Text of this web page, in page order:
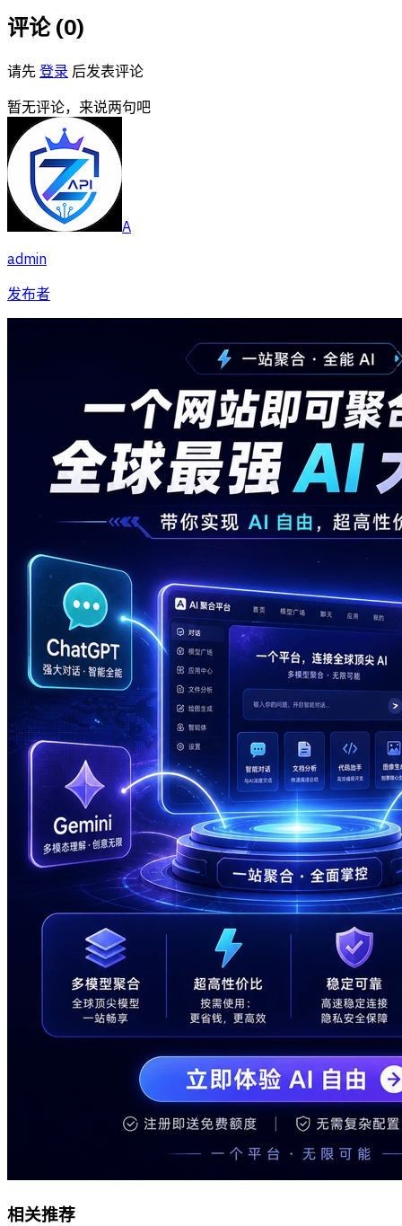
评论 (0)
请先 登录 后发表评论
暂无评论，来说两句吧
A
admin
发布者
相关推荐